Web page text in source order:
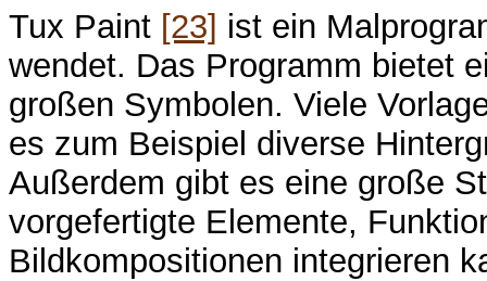
Tux Paint [23] ist ein
wendet. Das Programm bietet
großen Symbolen. Viele
es zum Beispiel diverse
Außerdem gibt es eine große
vorgefertigte Elemente,
Bildkompositionen integrieren